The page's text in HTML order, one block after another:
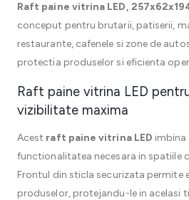
Raft paine vitrina LED,
conceput pentru brutarii, patiserii,
restaurante, cafenele si zone de
protectia produselor si eficienta
Raft paine vitrina LED
vizibilitate maxima
Acest raft paine vitrina LED imbina
functionalitatea necesara in spatiile
Frontul din sticla securizata permite
produselor, protejandu-le in acelasi